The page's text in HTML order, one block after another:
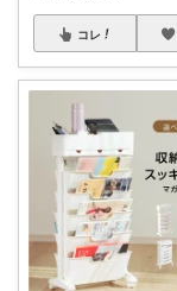
コレ